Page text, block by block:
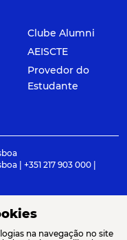
Clube Alumni
AEISCTE
Provedor do
Estudante
| +351 217 903 000 |
na navegação no site